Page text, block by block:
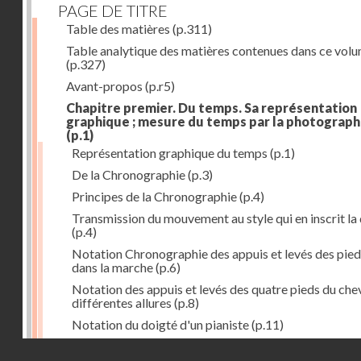
PAGE DE TITRE
Table des matières (p.311)
Table analytique des matières contenues dans ce
(p.327)
Avant-propos (p.r5)
Chapitre premier. Du temps. Sa représentation
graphique ; mesure du temps par la
(p.1)
Représentation graphique du temps (p.1)
De la Chronographie(p.3)
Principes de la Chronographie(p.4)
Transmission du mouvement au style qui en inscrit la
(p.4)
Notation Chronographie des appuis et levés des
dans la marche(p.6)
Notation des appuis et levés des quatre pieds du
différentes allures (p.8)
Notation du doigté d'un pianiste(p.11)